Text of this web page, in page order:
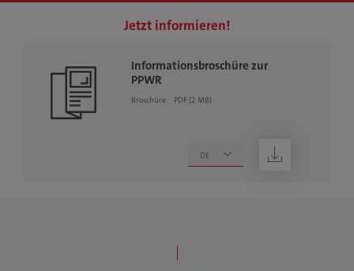
Jetzt informieren!
Informationsbroschüre zur
PPWR
Broschüre PDF (2 MB)
herunterladen